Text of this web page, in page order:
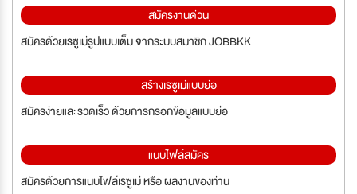
สมัครงานด่วน
สมัครด้วยเรซูเม่รูปแบบเต็ม จากระบบสมาชิก JOBBKK
สร้างเรซูเม่แบบย่อ
สมัครง่ายและรวดเร็ว ด้วยการกรอกข้อมูลแบบย่อ
แนบไฟล์สมัคร
สมัครด้วยการแนบไฟล์เรซูเม่ หรือ ผลงานของท่าน